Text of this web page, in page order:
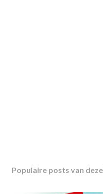
Populaire posts van